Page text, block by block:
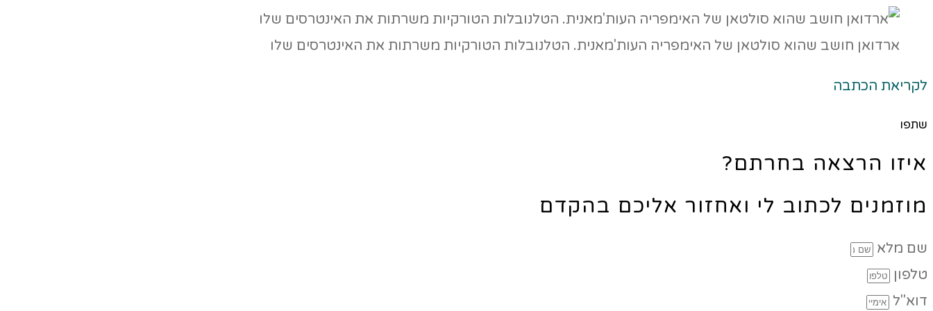
ארדואן חושב שהוא סולטאן של האימפריה העות'מאנית. הטלנובלות הטורקיות משרתות את האינטרסים שלו
לקריאת הכתבה
שתפו
איזו הרצאה בחרתם?
מוזמנים לכתוב לי ואחזור אליכם בהקדם
שם מלא
טלפון
דוא"ל